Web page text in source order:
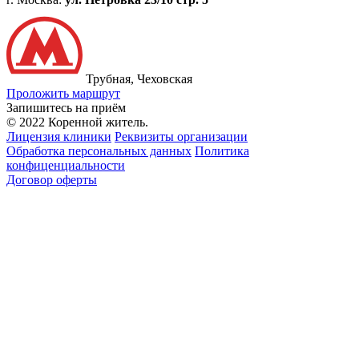
Трубная, Чеховская
Проложить маршрут
Запишитесь на приём
© 2022 Коренной житель.
Лицензия клиники Реквизиты организации
Обработка персональных данных Политика
конфиценциальности
Договор оферты